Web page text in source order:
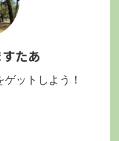
たあ
ットしよう！